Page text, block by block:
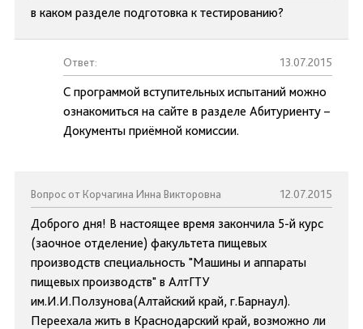
в каком разделе подготовка к тестированию?
Ответ: 13.07.2015
С программой вступительных испытаний можно
ознакомиться на сайте в разделе Абитуриенту –
Документы приёмной комиссии.
Вопрос от Корчагина Инна Викторовна 12.07.2015
Доброго дня! В настоящее время закончила 5-й курс
(заочное отделение) факультета пищевых
производств специальность "Машины и аппараты
пищевых производств" в АлтГТУ
им.И.И.Ползунова(Алтайский край, г.Барнаул).
Переехала жить в Краснодарский край, возможно ли